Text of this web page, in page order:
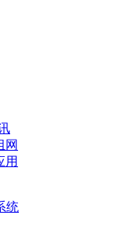
网
用
统